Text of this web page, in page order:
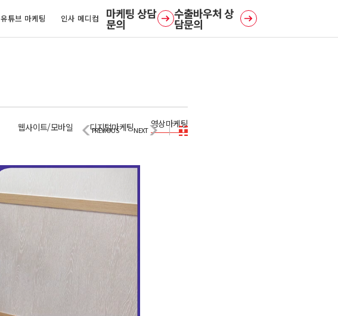
유튜브 마케팅 인사 메디컴 문의 담문의
웹사이트/모바일 디지털마케팅 영상마케팅
PREVIOUS NEXT